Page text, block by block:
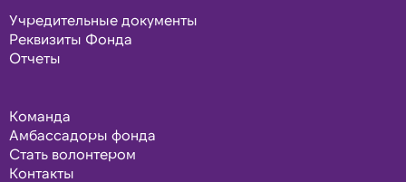
Учредительные документы
Реквизиты Фонда
Отчеты
Команда
Амбассадоры фонда
Стать волонтером
Контакты